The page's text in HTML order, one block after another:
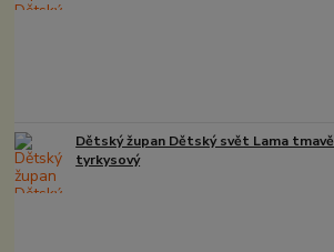
Dětský župan Dětský svět Lama tmavě
tyrkysový